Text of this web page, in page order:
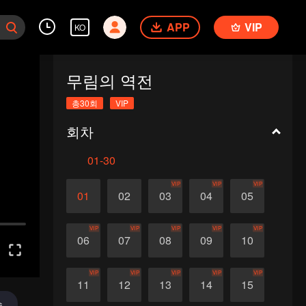
KO APP VIP
무림의 역전
총30회 VIP
회차
01-30
01 02 03
VIP
04
VIP
05
VIP
06
VIP
07
VIP
08
VIP
09
VIP
10
VIP
11
VIP
12
VIP
13
VIP
14
VIP
15
VIP